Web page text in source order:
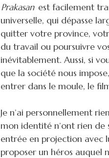
Prakasan est facilement
universelle, qui dépasse
quitter votre province,
du travail ou poursuivre
inévitablement. Aussi, si
que la société nous
entrer dans le moule, le
Je n’ai personnellement
mon identité n’ont rien de
entrée en projection avec
proposer un héros auquel